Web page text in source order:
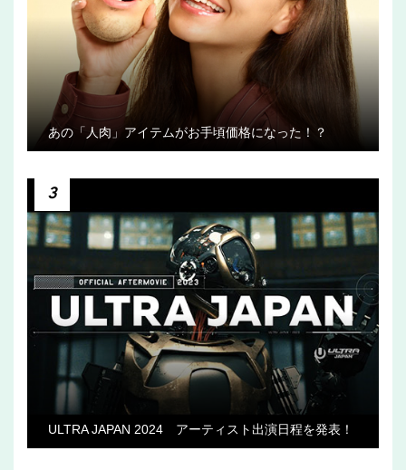
あの「人肉」アイテムがお手頃価格になった！？
3
ULTRA JAPAN 2024 アーティスト出演日程を発表！